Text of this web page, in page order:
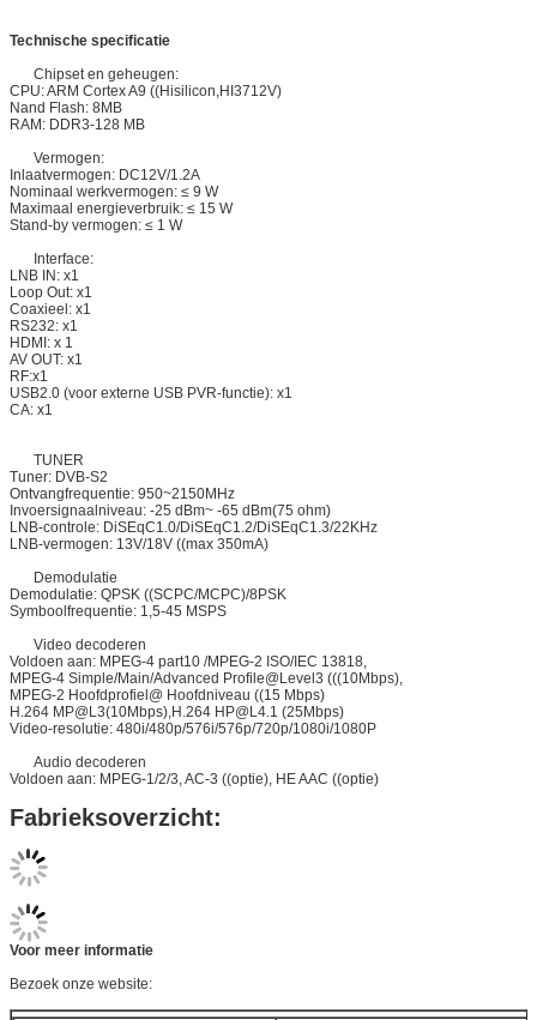
Technische specificatie
Chipset en geheugen:
CPU: ARM Cortex A9 ((Hisilicon,HI3712V)
Nand Flash: 8MB
RAM: DDR3-128 MB
Vermogen:
Inlaatvermogen: DC12V/1.2A
Nominaal werkvermogen: ≤ 9 W
Maximaal energieverbruik: ≤ 15 W
Stand-by vermogen: ≤ 1 W
Interface:
LNB IN: x1
Loop Out: x1
Coaxieel: x1
RS232: x1
HDMI: x 1
AV OUT: x1
RF:x1
USB2.0 (voor externe USB PVR-functie): x1
CA: x1
TUNER
Tuner: DVB-S2
Ontvangfrequentie: 950~2150MHz
Invoersignaalniveau: -25 dBm~ -65 dBm(75 ohm)
LNB-controle: DiSEqC1.0/DiSEqC1.2/DiSEqC1.3/22KHz
LNB-vermogen: 13V/18V ((max 350mA)
Demodulatie
Demodulatie: QPSK ((SCPC/MCPC)/8PSK
Symboolfrequentie: 1,5-45 MSPS
Video decoderen
Voldoen aan: MPEG-4 part10 /MPEG-2 ISO/IEC 13818,
MPEG-4 Simple/Main/Advanced Profile@Level3 (((10Mbps),
MPEG-2 Hoofdprofiel@ Hoofdniveau ((15 Mbps)
H.264 MP@L3(10Mbps),H.264 HP@L4.1 (25Mbps)
Video-resolutie: 480i/480p/576i/576p/720p/1080i/1080P
Audio decoderen
Voldoen aan: MPEG-1/2/3, AC-3 ((optie), HE AAC ((optie)
Fabrieksoverzicht:
Voor meer informatie
Bezoek onze website: